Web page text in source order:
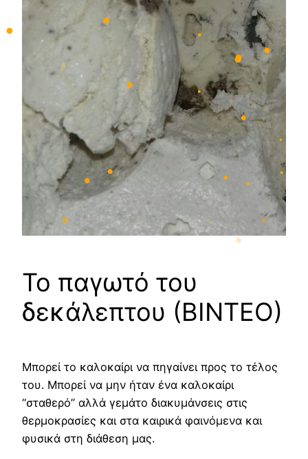
•
•
•
•
• •
•
• •
•
•
•
Το παγωτό του
δεκάλεπτου (ΒΙΝΤΕΟ)
Μπορεί το καλοκαίρι να πηγαίνει προς το τέλος
του. Μπορεί να μην ήταν ένα καλοκαίρι
“σταθερό” αλλά γεμάτο διακυμάνσεις στις
θερμοκρασίες και στα καιρικά φαινόμενα και
φυσικά στη διάθεση μας.